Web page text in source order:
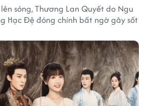
sóng, Thương Lan Quyết do Ngu
Hạc Đệ đóng chính bất ngờ gây sốt